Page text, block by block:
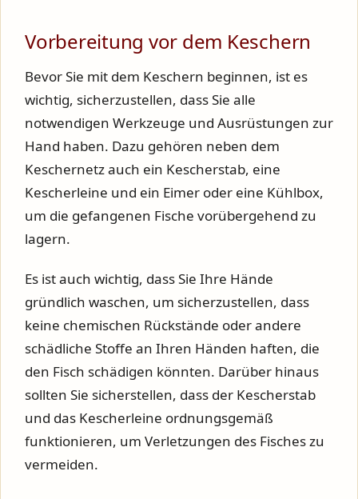
Vorbereitung vor dem Keschern
Bevor Sie mit dem Keschern beginnen, ist es
wichtig, sicherzustellen, dass Sie alle
notwendigen Werkzeuge und Ausrüstungen zur
Hand haben. Dazu gehören neben dem
Keschernetz auch ein Kescherstab, eine
Kescherleine und ein Eimer oder eine Kühlbox,
um die gefangenen Fische vorübergehend zu
lagern.
Es ist auch wichtig, dass Sie Ihre Hände
gründlich waschen, um sicherzustellen, dass
keine chemischen Rückstände oder andere
schädliche Stoffe an Ihren Händen haften, die
den Fisch schädigen könnten. Darüber hinaus
sollten Sie sicherstellen, dass der Kescherstab
und das Kescherleine ordnungsgemäß
funktionieren, um Verletzungen des Fisches zu
vermeiden.